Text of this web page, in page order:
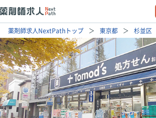
薬剤師求人NextPathトップ 東京都 杉並区